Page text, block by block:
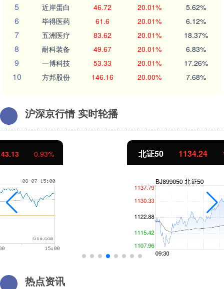
5 近岸蛋白 46.72 20.01% 5.62%
6 毕得医药 61.6 20.01% 6.12%
7 五洲医疗 83.62 20.01% 18.37%
8 耐科装备 49.67 20.01% 6.83%
9 一博科技 53.33 20.01% 17.26%
10 方邦股份 146.16 20.00% 7.68%
沪深京行情 实时轮播
北证50 11.37 1.01%
热点资讯